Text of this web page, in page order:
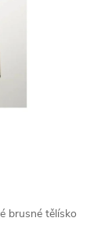
brusné tělísko